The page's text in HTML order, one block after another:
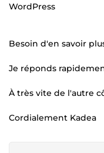
WordPress
Besoin d'en savoir
Je réponds
À très vite de l'autre
Cordialement Kadea